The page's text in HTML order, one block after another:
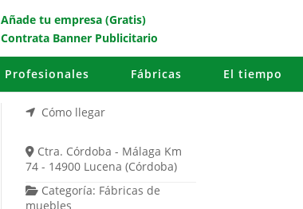
Añade tu empresa (Gratis)
Contrata Banner Publicitario
Profesionales Fábricas El tiempo
Cómo llegar
Ctra. Córdoba - Málaga Km
74 - 14900 Lucena (Córdoba)
Categoría: Fábricas de
muebles